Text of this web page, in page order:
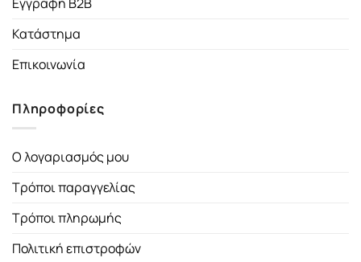
Κατάστημα
Επικοινωνία
Πληροφορίες
Ο λογαριασμός μου
Τρόποι παραγγελίας
Τρόποι πληρωμής
Πολιτική επιστροφών